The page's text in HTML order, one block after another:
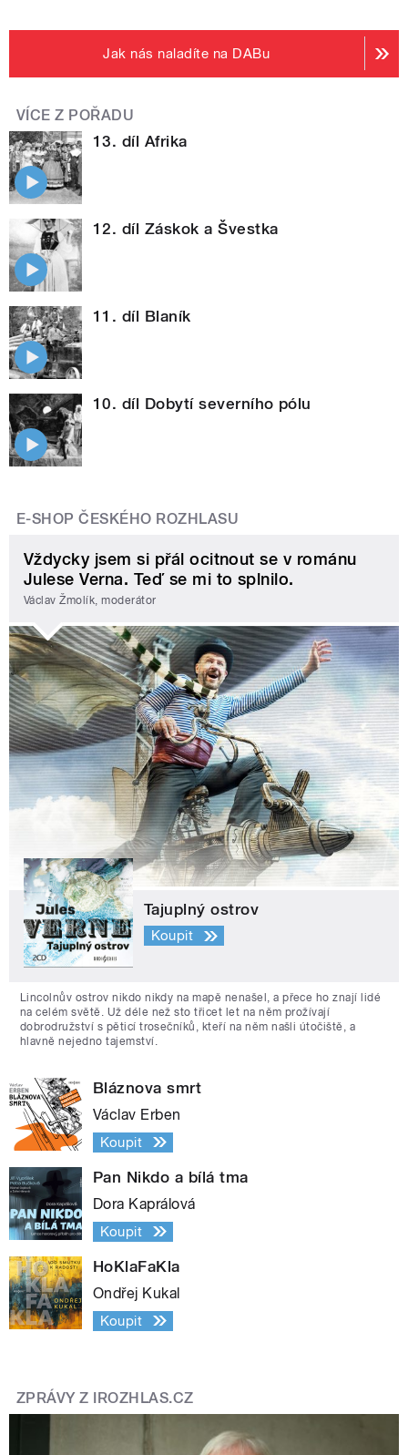
Jak nás naladíte na DABu
VÍCE Z POŘADU
13. díl Afrika
12. díl Záskok a Švestka
11. díl Blaník
10. díl Dobytí severního pólu
E-SHOP ČESKÉHO ROZHLASU
Vždycky jsem si přál ocitnout se v románu
Julese Verna. Teď se mi to splnilo.
Václav Žmolík, moderátor
Tajuplný ostrov
Koupit
Lincolnův ostrov nikdo nikdy na mapě nenašel, a přece ho znají lidé
na celém světě. Už déle než sto třicet let na něm prožívají
dobrodružství s pěticí trosečníků, kteří na něm našli útočiště, a
hlavně nejedno tajemství.
Bláznova smrt
Václav Erben
Koupit
Pan Nikdo a bílá tma
Dora Kaprálová
Koupit
HoKlaFaKla
Ondřej Kukal
Koupit
ZPRÁVY Z IROZHLAS.CZ